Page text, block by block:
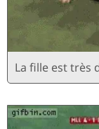
La fille est très